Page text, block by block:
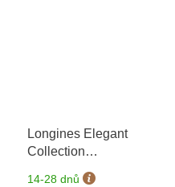
Longines Elegant
Collection
L4.309.4.77.6
14-28 dnů